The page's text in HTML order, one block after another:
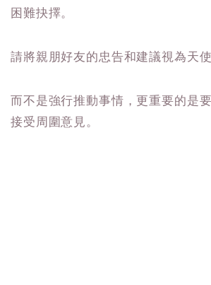
困難抉擇。
請將親朋好友的忠告和建議視為天使
而不是強行推動事情，更重要的是
接受周圍意見。